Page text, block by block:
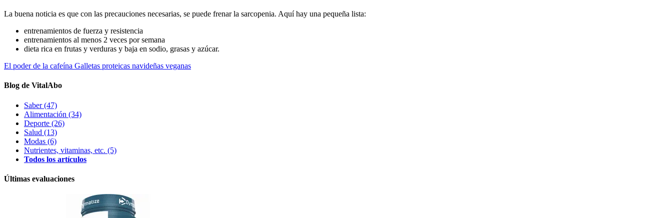
La buena noticia es que con las precauciones necesarias, se puede frenar la sarcopenia. Aquí hay una pequeña lista:
entrenamientos de fuerza y resistencia
entrenamientos al menos 2 veces por semana
dieta rica en frutas y verduras y baja en sodio, grasas y azúcar.
El poder de la cafeína Galletas proteicas navideñas veganas
Blog de VitalAbo
Saber(47)
Alimentación (34)
Deporte (26)
Salud (13)
Modas (6)
Nutrientes, vitaminas, etc. (5)
Todos los artículos
Últimas evaluaciones